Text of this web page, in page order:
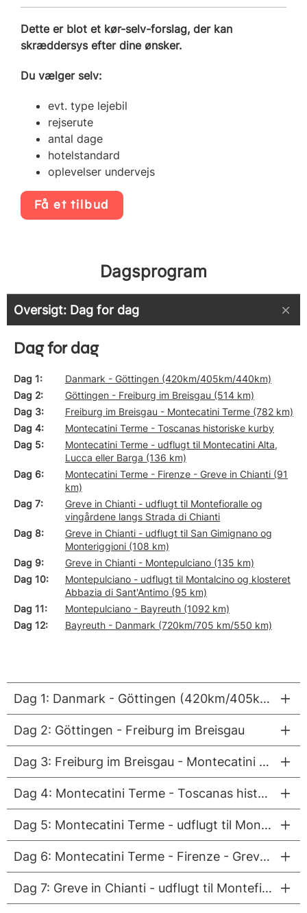
Dette er blot et kør-selv-forslag, der kan
skræddersys efter dine ønsker.
Du vælger selv:
evt. type lejebil
rejserute
antal dage
hotelstandard
oplevelser undervejs
Få et tilbud
Dagsprogram
Oversigt: Dag for dag
Dag for dag
Dag 1
Danmark - Göttingen (420km/405km/440km)
Dag 2
Göttingen - Freiburg im Breisgau (514 km)
Dag 3
Freiburg im Breisgau - Montecatini Terme (782 km)
Dag 4
Montecatini Terme - Toscanas historiske kurby
Dag 5
Montecatini Terme - udflugt til Montecatini Alta,
Lucca eller Barga (136 km)
Dag 6
Montecatini Terme - Firenze - Greve in Chianti (91
km)
Dag 7
Greve in Chianti - udflugt til Montefioralle og
vingårdene langs Strada di Chianti
Dag 8
Greve in Chianti - udflugt til San Gimignano og
Monteriggioni (108 km)
Dag 9
Greve in Chianti - Montepulciano (135 km)
Dag 10
Montepulciano - udflugt til Montalcino og klosteret
Abbazia di Sant'Antimo (95 km)
Dag 11
Montepulciano - Bayreuth (1092 km)
Dag 12
Bayreuth - Danmark (720km/705 km/550 km)
Dag 1: Danmark - Göttingen (420km/405km/440km)
Dag 2: Göttingen - Freiburg im Breisgau
Dag 3: Freiburg im Breisgau - Montecatini Terme
Dag 4: Montecatini Terme - Toscanas historiske kurby
Dag 5: Montecatini Terme - udflugt til Montecatini Alta, Lucca eller Barga
Dag 6: Montecatini Terme - Firenze - Greve in Chianti
Dag 7: Greve in Chianti - udflugt til Montefioralle og vingårdene langs Strada di Chianti